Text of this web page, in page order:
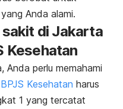
Anda alami.
sakit di Jakarta
Kesehatan
Anda perlu memahami
Kesehatan harus
1 yang tercatat